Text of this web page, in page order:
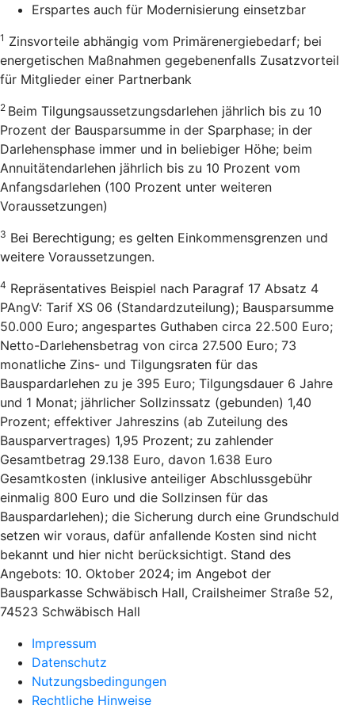
Erspartes auch für Modernisierung einsetzbar
1 Zinsvorteile abhängig vom Primärenergiebedarf; bei
energetischen Maßnahmen gegebenenfalls Zusatzvorteil
für Mitglieder einer Partnerbank
2 Beim Tilgungsaussetzungsdarlehen jährlich bis zu 10
Prozent der Bausparsumme in der Sparphase; in der
Darlehensphase immer und in beliebiger Höhe; beim
Annuitätendarlehen jährlich bis zu 10 Prozent vom
Anfangsdarlehen (100 Prozent unter weiteren
Voraussetzungen)
3 Bei Berechtigung; es gelten Einkommensgrenzen und
weitere Voraussetzungen.
4 Repräsentatives Beispiel nach Paragraf 17 Absatz 4
PAngV: Tarif XS 06 (Standardzuteilung); Bausparsumme
50.000 Euro; angespartes Guthaben circa 22.500 Euro;
Netto-Darlehensbetrag von circa 27.500 Euro; 73
monatliche Zins- und Tilgungsraten für das
Bauspardarlehen zu je 395 Euro; Tilgungsdauer 6 Jahre
und 1 Monat; jährlicher Sollzinssatz (gebunden) 1,40
Prozent; effektiver Jahreszins (ab Zuteilung des
Bausparvertrages) 1,95 Prozent; zu zahlender
Gesamtbetrag 29.138 Euro, davon 1.638 Euro
Gesamtkosten (inklusive anteiliger Abschlussgebühr
einmalig 800 Euro und die Sollzinsen für das
Bauspardarlehen); die Sicherung durch eine Grundschuld
setzen wir voraus, dafür anfallende Kosten sind nicht
bekannt und hier nicht berücksichtigt. Stand des
Angebots: 10. Oktober 2024; im Angebot der
Bausparkasse Schwäbisch Hall, Crailsheimer Straße 52,
74523 Schwäbisch Hall
Impressum
Datenschutz
Nutzungsbedingungen
Rechtliche Hinweise